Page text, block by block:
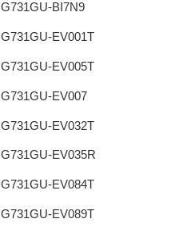
G731GU-BI7N9
G731GU-EV001T
G731GU-EV005T
G731GU-EV007
G731GU-EV032T
G731GU-EV035R
G731GU-EV084T
G731GU-EV089T